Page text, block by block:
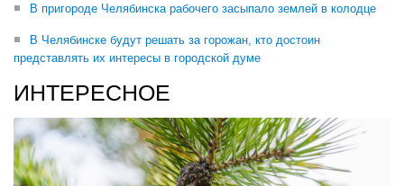
В пригороде Челябинска рабочего засыпало землей в колодце
В Челябинске будут решать за горожан, кто достоин
представлять их интересы в городской думе
ИНТЕРЕСНОЕ